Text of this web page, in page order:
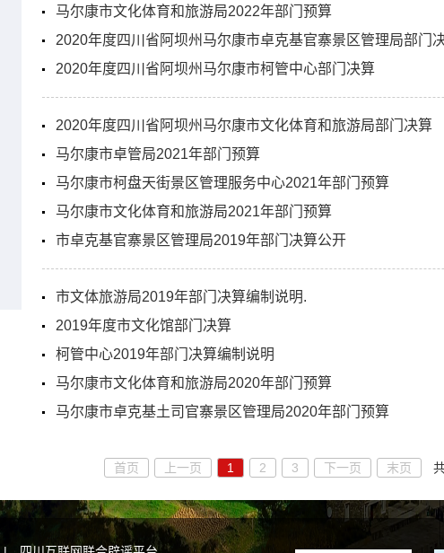
马尔康市文化体育和旅游局2022年部门预算
2020年度四川省阿坝州马尔康市卓克基官寨景区管理局部门
2020年度四川省阿坝州马尔康市柯管中心部门决算
2020年度四川省阿坝州马尔康市文化体育和旅游局部门决算
马尔康市卓管局2021年部门预算
马尔康市柯盘天街景区管理服务中心2021年部门预算
马尔康市文化体育和旅游局2021年部门预算
市卓克基官寨景区管理局2019年部门决算公开
市文体旅游局2019年部门决算编制说明.
2019年度市文化馆部门决算
柯管中心2019年部门决算编制说明
马尔康市文化体育和旅游局2020年部门预算
马尔康市卓克基土司官寨景区管理局2020年部门预算
首页 上一页 1 2 3 下一页 末页